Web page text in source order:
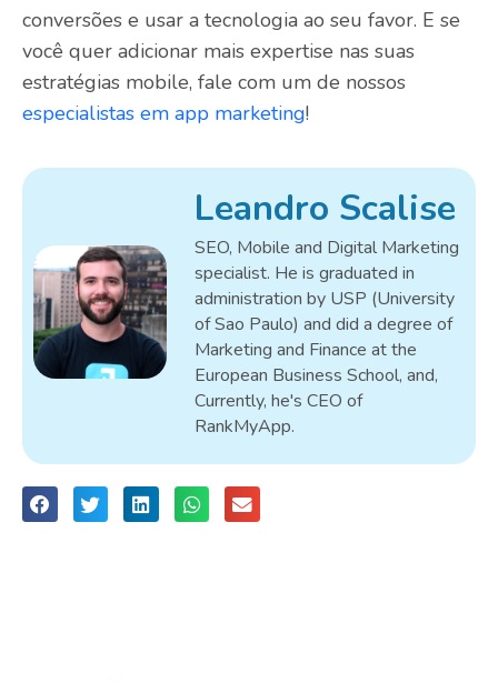
conversões e usar a tecnologia ao seu favor. E se
você quer adicionar mais expertise nas suas
estratégias mobile, fale com um de nossos
especialistas em app marketing!
Leandro Scalise
SEO, Mobile and Digital Marketing
specialist. He is graduated in
administration by USP (University
of Sao Paulo) and did a degree of
Marketing and Finance at the
European Business School, and,
Currently, he's CEO of
RankMyApp.